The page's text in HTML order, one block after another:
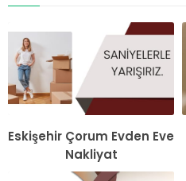
Eskişehir Çorum Evden Eve
Nakliyat